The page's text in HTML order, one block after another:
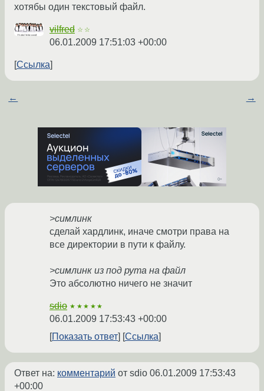
хотябы один текстовый файл.
vilfred ☆☆
06.01.2009 17:51:03 +00:00
Ссылка
← →
>симлинк
сделай хардлинк, иначе смотри права на
все директории в пути к файлу.
>симлинк из под рута на файл
Это абсолютно ничего не значит
sdio ★★★★★
06.01.2009 17:53:43 +00:00
Показать ответ
Ссылка
Ответ на: комментарий от sdio 06.01.2009 17:53:43
+00:00